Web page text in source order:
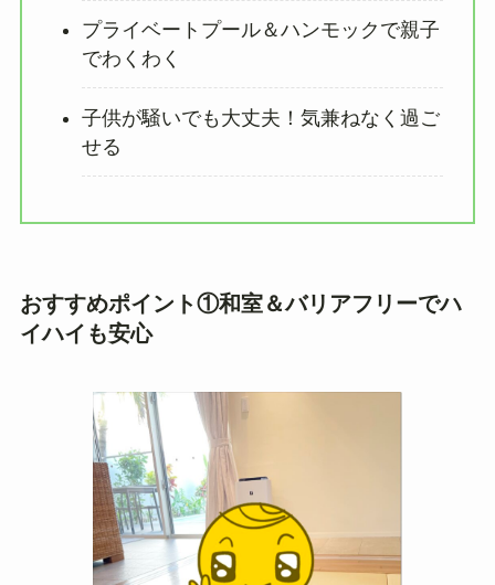
プライベートプール＆ハンモックで親子
でわくわく
子供が騒いでも大丈夫！気兼ねなく過ご
せる
おすすめポイント①和室＆バリアフリーでハ
イハイも安心